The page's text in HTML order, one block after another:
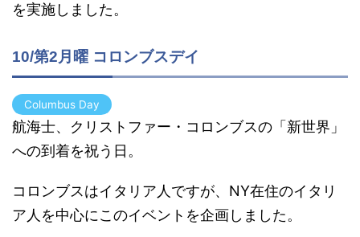
を実施しました。
10/第2月曜 コロンブスデイ
Columbus Day
航海士、クリストファー・コロンブスの「新世界」
への到着を祝う日。
コロンブスはイタリア人ですが、NY在住のイタリ
ア人を中心にこのイベントを企画しました。